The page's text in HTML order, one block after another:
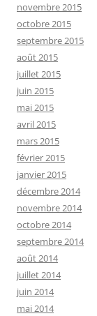
novembre 2015
octobre 2015
septembre 2015
août 2015
juillet 2015
juin 2015
mai 2015
avril 2015
mars 2015
février 2015
janvier 2015
décembre 2014
novembre 2014
octobre 2014
septembre 2014
août 2014
juillet 2014
juin 2014
mai 2014